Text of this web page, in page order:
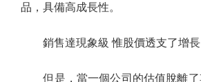
品，具備高成長性。
銷售達現象級 惟股價透支了增長
但是，當一個公司的估值脫離了